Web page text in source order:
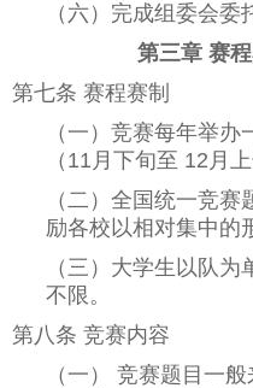
（六）完成组委会委
第三章 赛
第七条 赛程赛制
（一）竞赛每年举
（11月下旬至 12月上
（二）全国统一竞
励各校以相对集中的
（三）大学生以队
不限。
第八条 竞赛内容
（一） 竞赛题目一